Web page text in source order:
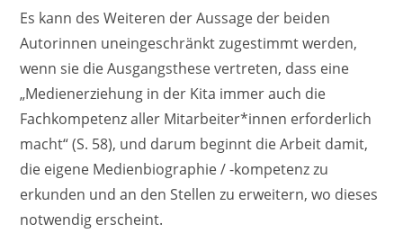
Es kann des Weiteren der Aussage der beiden
Autorinnen uneingeschränkt zugestimmt werden,
wenn sie die Ausgangsthese vertreten, dass eine
„Medienerziehung in der Kita immer auch die
Fachkompetenz aller Mitarbeiter*innen erforderlich
macht“ (S. 58), und darum beginnt die Arbeit damit,
die eigene Medienbiographie / -kompetenz zu
erkunden und an den Stellen zu erweitern, wo dieses
notwendig erscheint.